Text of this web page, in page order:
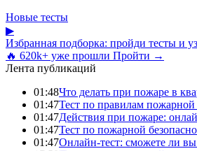
Новые тесты
▶
Избранная подборка: пройди тесты и
🔥 620k+ уже прошли Пройти →
Лента публикаций
01:48Что делать при пожаре в
01:47Тест по правилам пожарной
01:47Действия при пожаре:
01:47Тест по пожарной
01:47Онлайн-тест: сможете ли